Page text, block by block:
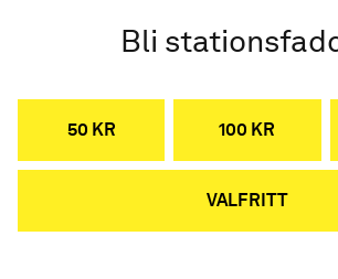
Bli
50 KR 100 KR
VALFRITT